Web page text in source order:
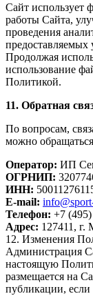
Сайт использует
работы Сайта,
проведения
предоставляемых
Продолжая
использование
Политикой.
11. Обратная
По вопросам,
можно
Оператор: ИП
ОГРНИП:
ИНН:
E-mail:
Телефон: +7
Адрес: 127411, г.
12. Изменения
Администрация
настоящую
размещается на
публикации, если